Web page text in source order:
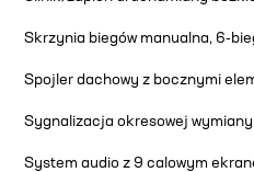
Skrzynia biegów manualna, 6-
Spojler dachowy z bocznymi
Sygnalizacja okresowej
System audio z 9 calowym